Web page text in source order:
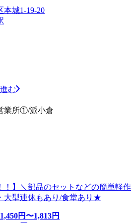
本城1-19-20
む
業所①/派小倉
！】＼部品のセットなどの簡単軽作
大型連休もあり/食堂あり★
1,450円〜1,813円